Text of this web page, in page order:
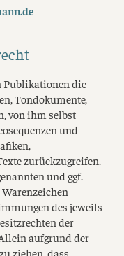
Publikationen die
Tondokumente,
von ihm selbst
und
zurückzugreifen.
und ggf.
des jeweils
der
aufgrund der
ziehen, dass